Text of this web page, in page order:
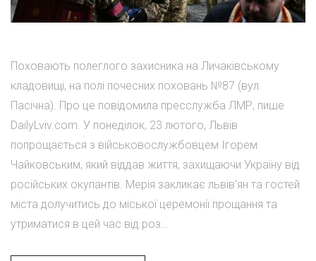
Поховають полеглого захисника на Личаківському
кладовищі, на полі почесних поховань №87 (вул.
Пасічна). Про це повідомила пресслужба ЛМР, пише
DailyLviv.com. У понеділок, 23 лютого, Львів
попрощається з військовослужбовцем Ігорем
Чайковським, який віддав життя, захищаючи Україну від
російських окупантів. Мерія закликає львів'ян та гостей
міста долучитись до міської церемонії прощання та
утриматися в цей час від роз...